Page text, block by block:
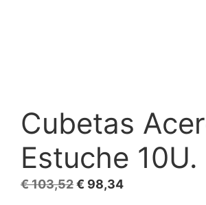
Cubetas
Estuche 10U.
€103,52El
€ 98,34El